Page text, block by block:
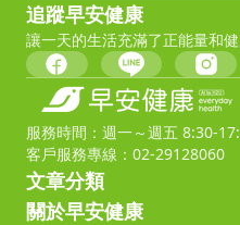
追蹤早安健康
讓一天的生活充滿了正能量和
服務時間：週一～週五 8:30-
客戶服務專線：02-29128060
文章分類
關於早安健康